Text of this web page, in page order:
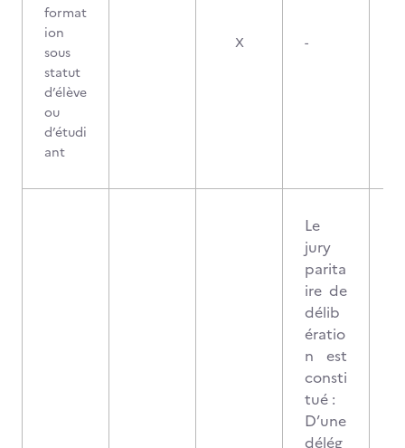
format
ion
sous
statut
d’élève
ou
d’étudi
ant
X -
Le
jury
parita
ire de
délib
ératio
n est
consti
tué :
D’une
délég